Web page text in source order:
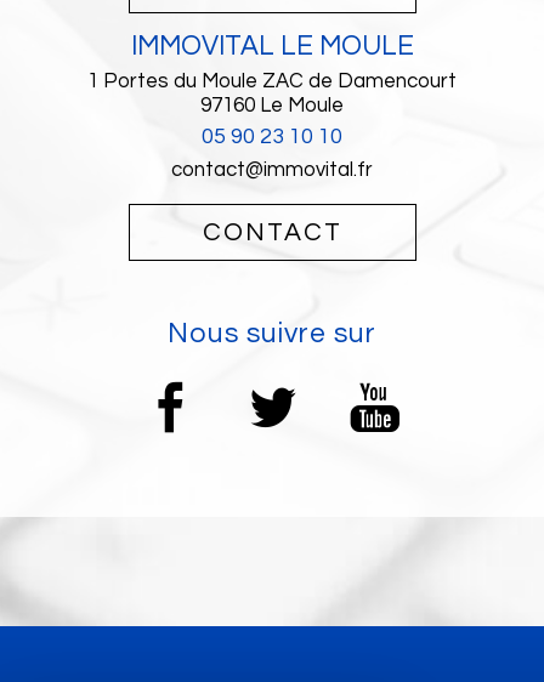
IMMOVITAL LE MOULE
1 Portes du Moule ZAC de Damencourt
97160 Le Moule
05 90 23 10 10
contact@immovital.fr
CONTACT
nous suivre sur